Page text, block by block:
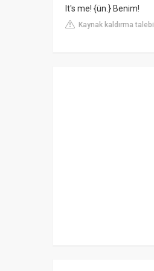
It's me! {ün.} Benim!
Kaynak kaldırma talebi